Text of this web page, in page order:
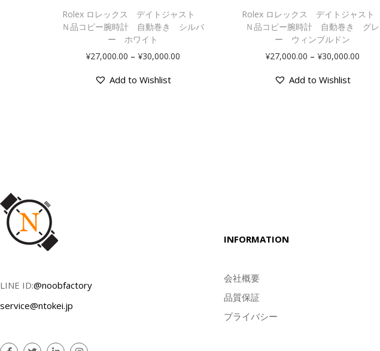
Rolex ロレックス デイトジャスト
Ｎ品コピー腕時計 自動巻き シルバ
ー ホワイト
¥27,000.00 – ¥30,000.00
Add to Wishlist
Rolex ロレックス デイトジャスト
Ｎ品コピー腕時計 自動巻き グレ
ー ウィンブルドン
¥27,000.00 – ¥30,000.00
Add to Wishlist
LINE ID:@noobfactory
service@ntokei.jp
INFORMATION
会社概要
品質保証
プライバシー